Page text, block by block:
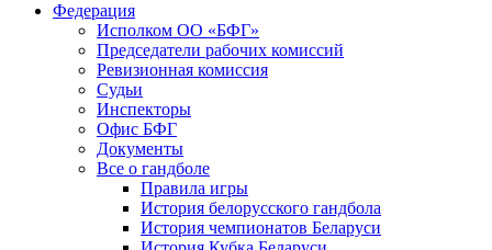
Федерация
Исполком ОО «БФГ»
Председатели рабочих комиссий
Ревизионная комиссия
Судьи
Инспекторы
Офис БФГ
Документы
Все о гандболе
Правила игры
История белорусского гандбола
История чемпионатов Беларуси